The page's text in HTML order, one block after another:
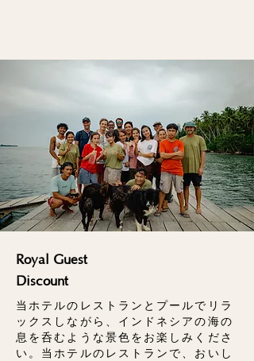
Royal Guest
Discount
当ホテルのレストランとプールでリラ
ックスしながら、インドネシアの海の
息を呑むような景色をお楽しみくださ
い。当ホテルのレストランで、おいし